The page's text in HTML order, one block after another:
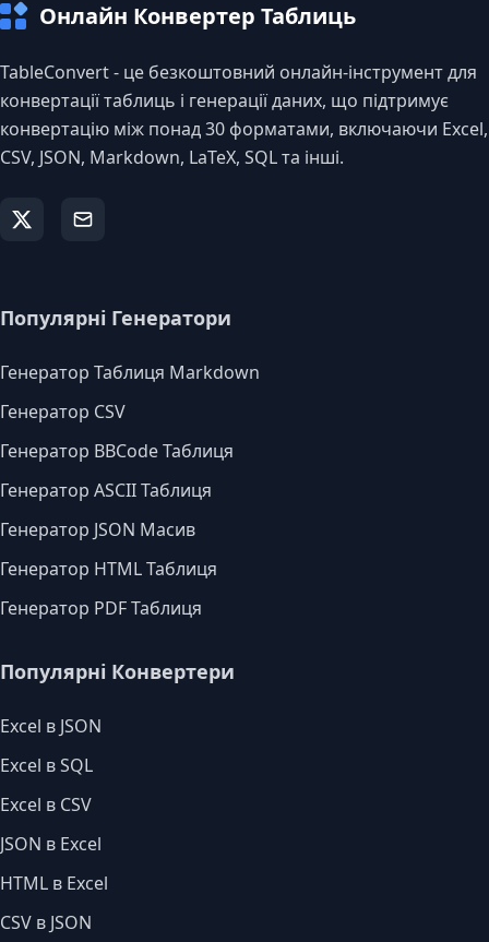
Онлайн Конвертер Таблиць
TableConvert - це безкоштовний онлайн-інструмент для
конвертації таблиць і генерації даних, що підтримує
конвертацію між понад 30 форматами, включаючи Excel,
CSV, JSON, Markdown, LaTeX, SQL та інші.
Популярні Генератори
Генератор Таблиця Markdown
Генератор CSV
Генератор BBCode Таблиця
Генератор ASCII Таблиця
Генератор JSON Масив
Генератор HTML Таблиця
Генератор PDF Таблиця
Популярні Конвертери
Excel в JSON
Excel в SQL
Excel в CSV
JSON в Excel
HTML в Excel
CSV в JSON